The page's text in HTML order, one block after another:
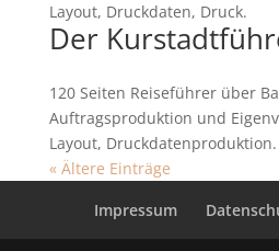
Layout, Druckdaten, Druck.
Der
120 Seiten Reiseführer über
Auftragsproduktion und
Layout, Druckdatenproduktion.
« Ältere Einträge
Impressum